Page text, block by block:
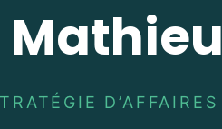
D’AFFAIRES